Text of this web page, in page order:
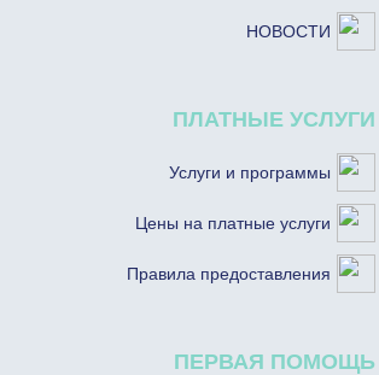
НОВОСТИ
ПЛАТНЫЕ УСЛУГИ
Услуги и программы
Цены на платные услуги
Правила предоставления
ПЕРВАЯ ПОМОЩЬ